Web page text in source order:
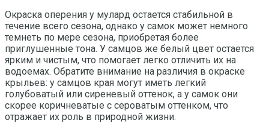
Окраска оперения у мулард остается стабильной в
течение всего сезона, однако у самок может немного
темнеть по мере сезона, приобретая более
приглушенные тона. У самцов же белый цвет остается
ярким и чистым, что помогает легко отличить их на
водоемах. Обратите внимание на различия в окраске
крыльев: у самцов края могут иметь легкий
голубоватый или сиреневый оттенок, а у самок они
скорее коричневатые с сероватым оттенком, что
отражает их роль в природной жизни.